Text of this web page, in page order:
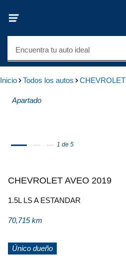
Encuentra tu auto ideal
Inicio Todos los autos CHEVROLET
Apartado
1 de 5
CHEVROLET AVEO 2019
1.5L LS A ESTANDAR
70,715 km
Único dueño